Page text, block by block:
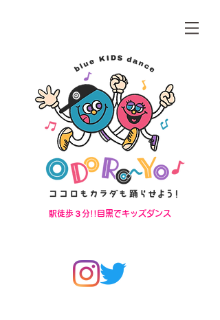
駅徒歩３分!!目黒でキッズダンス